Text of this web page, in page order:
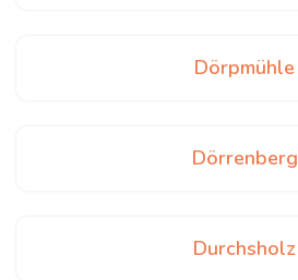
Dörpmühle
Dörrenberg
Durchsholz